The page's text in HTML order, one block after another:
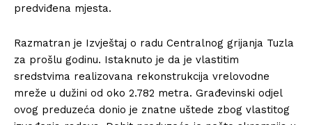
predviđena mjesta.
Razmatran je Izvještaj o radu Centralnog grijanja Tuzla
za prošlu godinu. Istaknuto je da je vlastitim
sredstvima realizovana rekonstrukcija vrelovodne
mreže u dužini od oko 2.782 metra. Građevinski odjel
ovog preduzeća donio je znatne uštede zbog vlastitog